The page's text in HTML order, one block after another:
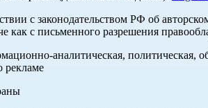
с законодательством РФ об
как с письменного разрешения
аналитическая, политическая,
рекламе